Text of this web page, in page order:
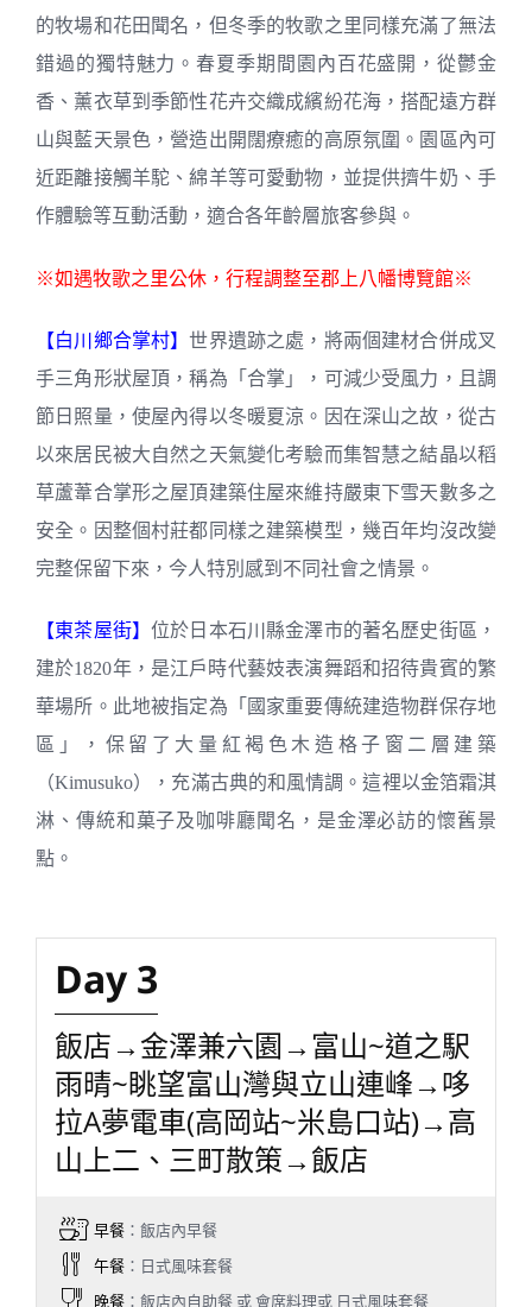
的牧場和花田聞名，但冬季的牧歌之里同樣充滿了無法
錯過的獨特魅力。春夏季期間園內百花盛開，從鬱金
香、薰衣草到季節性花卉交織成繽紛花海，搭配遠方群
山與藍天景色，營造出開闊療癒的高原氛圍。園區內可
近距離接觸羊駝、綿羊等可愛動物，並提供擠牛奶、手
作體驗等互動活動，適合各年齡層旅客參與。
※如遇牧歌之里公休，行程調整至郡上八幡博覽館※
【白川鄉合掌村】世界遺跡之處，將兩個建材合併成叉
手三角形狀屋頂，稱為「合掌」，可減少受風力，且調
節日照量，使屋內得以冬暖夏涼。因在深山之故，從古
以來居民被大自然之天氣變化考驗而集智慧之結晶以稻
草蘆葦合掌形之屋頂建築住屋來維持嚴東下雪天數多之
安全。因整個村莊都同樣之建築模型，幾百年均沒改變
完整保留下來，今人特別感到不同社會之情景。
【東茶屋街】位於日本石川縣金澤市的著名歷史街區，
建於1820年，是江戶時代藝妓表演舞蹈和招待貴賓的繁
華場所。此地被指定為「國家重要傳統建造物群保存地
區」，保留了大量紅褐色木造格子窗二層建築
（Kimusuko），充滿古典的和風情調。這裡以金箔霜淇
淋、傳統和菓子及咖啡廳聞名，是金澤必訪的懷舊景
點。
Day 3
飯店→金澤兼六園→富山~道之駅
雨晴~眺望富山灣與立山連峰→哆
拉A夢電車(高岡站~米島口站)→高
山上二、三町散策→飯店
早餐 ：飯店內早餐
午餐 ：日式風味套餐
晚餐 ：飯店內自助餐 或 會席料理或 日式風味套餐